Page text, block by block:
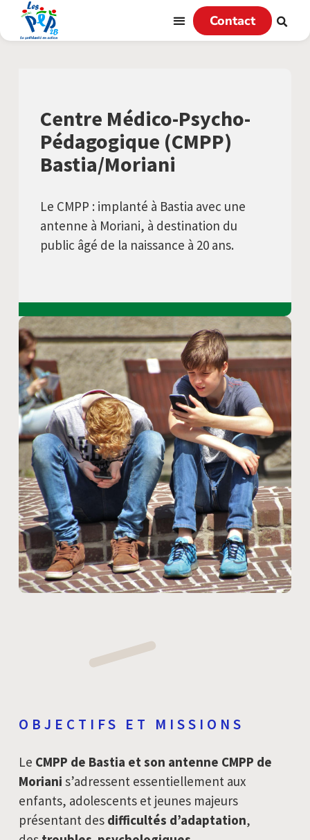
Contact
Centre Médico-Psycho-
Pédagogique (CMPP)
Bastia/Moriani
Le CMPP : implanté à Bastia avec une
antenne à Moriani, à destination du
public âgé de la naissance à 20 ans.
OBJECTIFS ET MISSIONS
Le CMPP de Bastia et son antenne CMPP de
Moriani s’adressent essentiellement aux
enfants, adolescents et jeunes majeurs
présentant desdifficultés d’adaptation,